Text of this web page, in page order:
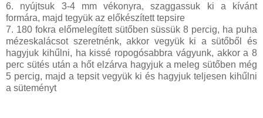
6. nyújtsuk 3-4 mm vékonyra, szaggassuk ki a kívánt
formára, majd tegyük az előkészített tepsire
7. 180 fokra előmelegített sütőben süssük 8 percig, ha puha
mézeskalácsot szeretnénk, akkor vegyük ki a sütőből és
hagyjuk kihűlni, ha kissé ropogósabbra vágyunk, akkor a 8
perc sütés után a hőt elzárva hagyjuk a meleg sütőben még
5 percig, majd a tepsit vegyük ki és hagyjuk teljesen kihűlni
a süteményt